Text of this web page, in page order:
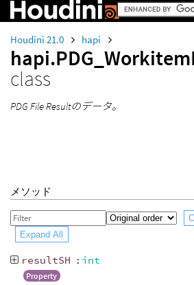
Houdini 21.0 hapi
class
PDG File Resultのデータ。
メソッド
Expand All
resultSH : int
Property